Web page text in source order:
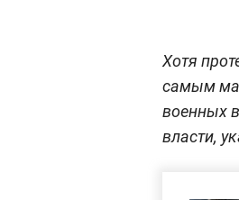
Хотя
самым
военных
власти,